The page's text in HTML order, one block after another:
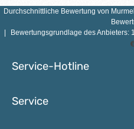
Durchschnittliche Bewertung von
Bewertungsgrundlage des Anbieters:
Service-Hotline
Service